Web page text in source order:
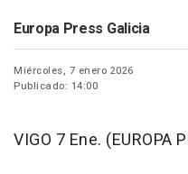
Europa Press Galicia
Miércoles, 7 enero 2026
Publicado: 14:00
VIGO 7 Ene. (EUROPA